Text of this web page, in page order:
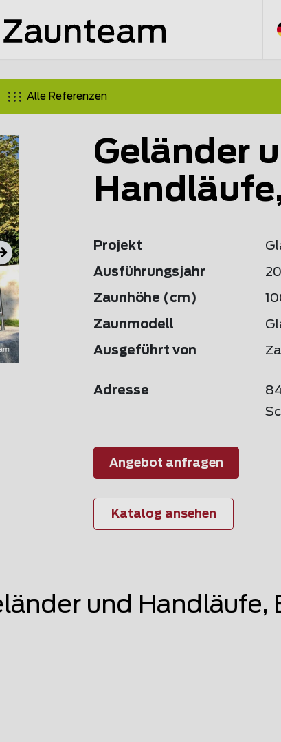
Alle Referenzen
Geländer
Projekt
Ausführungsjahr
Zaunhöhe (cm)
Zaunmodell
Ausgeführt von
Adresse
Angebot anfragen
Katalog ansehen
und Handläufe,